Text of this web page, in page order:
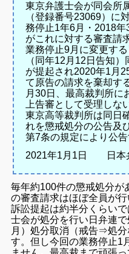
東京弁護士会が同会
（登録番号23069）に
務停止1年6月・2018
がこれに対する審査請
業務停止9月に変更す
（同年12月12日告知
が提起され2020年1月
て原告の請求を棄却す
月30日、最高裁判所に
上告審として受理しな
東京高等裁判所は同日
れを懲戒処分の公告及
第7条の規定により公告
2021年1月1日 日本
毎年約100件の懲戒処分が
の審査請求はほぼ全員が
訴訟提起は約半分くらいで
士会が処分を行い日弁連
月）処分取消（戒告⇒処
す。但し今回の業務停止1